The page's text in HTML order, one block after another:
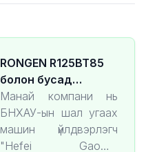
RONGEN R125BT85
болон бусад
загварын шал угаах
машины сэлбэг
захиалгаар
нийлүүлнэ.
Манай компани нь
БНХАУ-ын шал угаах
машин үйлдвэрлэгч
"Hefei Gaomei